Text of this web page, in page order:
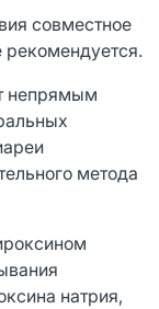
совместное
рекомендуется.
непрямым
метода
натрия,